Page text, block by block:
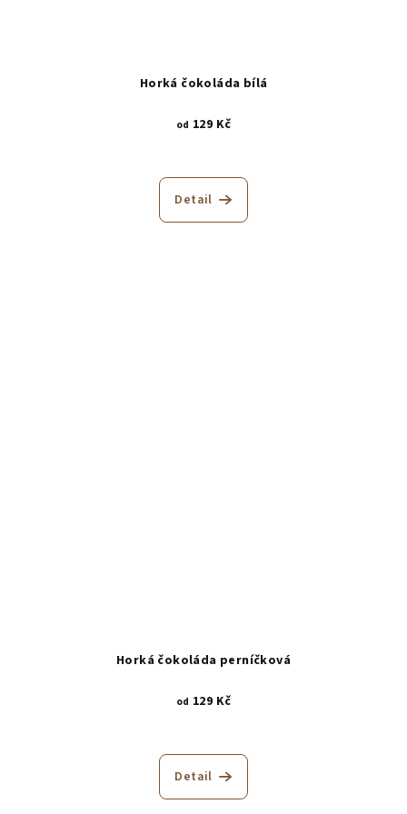
Horká čokoláda bílá
od 129 Kč
Detail
Horká čokoláda perníčková
od 129 Kč
hodnocení
produktu
Detail